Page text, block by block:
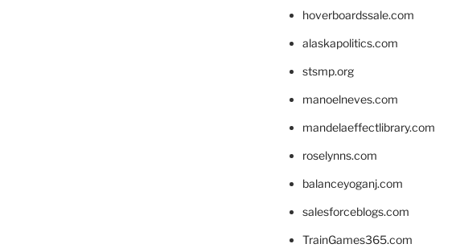
hoverboardssale.com
alaskapolitics.com
stsmp.org
manoelneves.com
mandelaeffectlibrary.com
roselynns.com
balanceyoganj.com
salesforceblogs.com
TrainGames365.com